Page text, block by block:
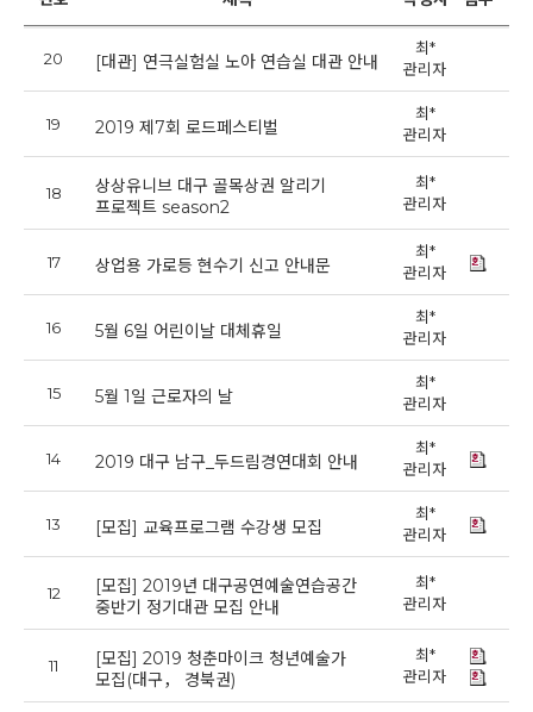
20 [대관] 연극실험실 노아 연습실 대관 안내
최*
관리자
19 2019 제7회 로드페스티벌
최*
관리자
18
상상유니브 대구 골목상권 알리기
프로젝트 season2
최*
관리자
17 상업용 가로등 현수기 신고 안내문
최*
관리자
16 5월 6일 어린이날 대체휴일
최*
관리자
15 5월 1일 근로자의 날
최*
관리자
14 2019 대구 남구_두드림경연대회 안내
최*
관리자
13 [모집] 교육프로그램 수강생 모집
최*
관리자
12
[모집] 2019년 대구공연예술연습공간
중반기 정기대관 모집 안내
최*
관리자
11
[모집] 2019 청춘마이크 청년예술가
모집(대구， 경북권)
최*
관리자